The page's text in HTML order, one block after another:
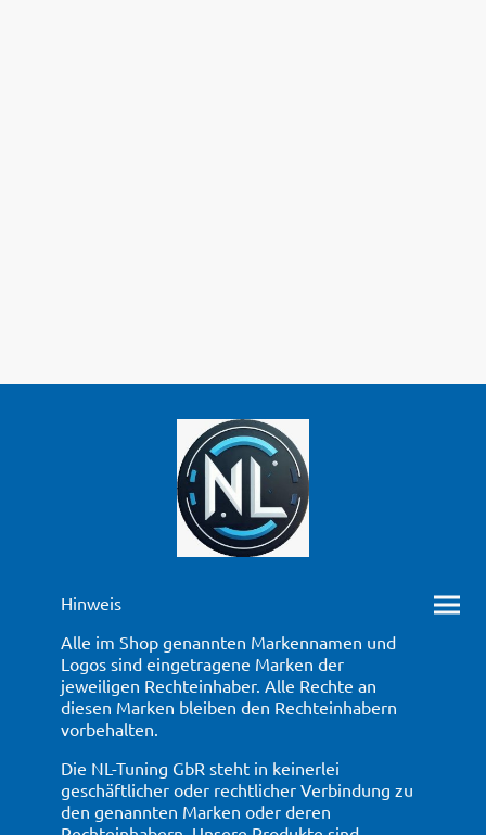
Hinweis
Alle im Shop genannten Markennamen und
Logos sind eingetragene Marken der
jeweiligen Rechteinhaber. Alle Rechte an
diesen Marken bleiben den Rechteinhabern
vorbehalten.
Die NL-Tuning GbR steht in keinerlei
geschäftlicher oder rechtlicher Verbindung zu
den genannten Marken oder deren